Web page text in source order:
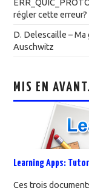
régler cette erreur?
D. Delescaille –
Auschwitz
MIS EN
Learning Apps:
Ces trois